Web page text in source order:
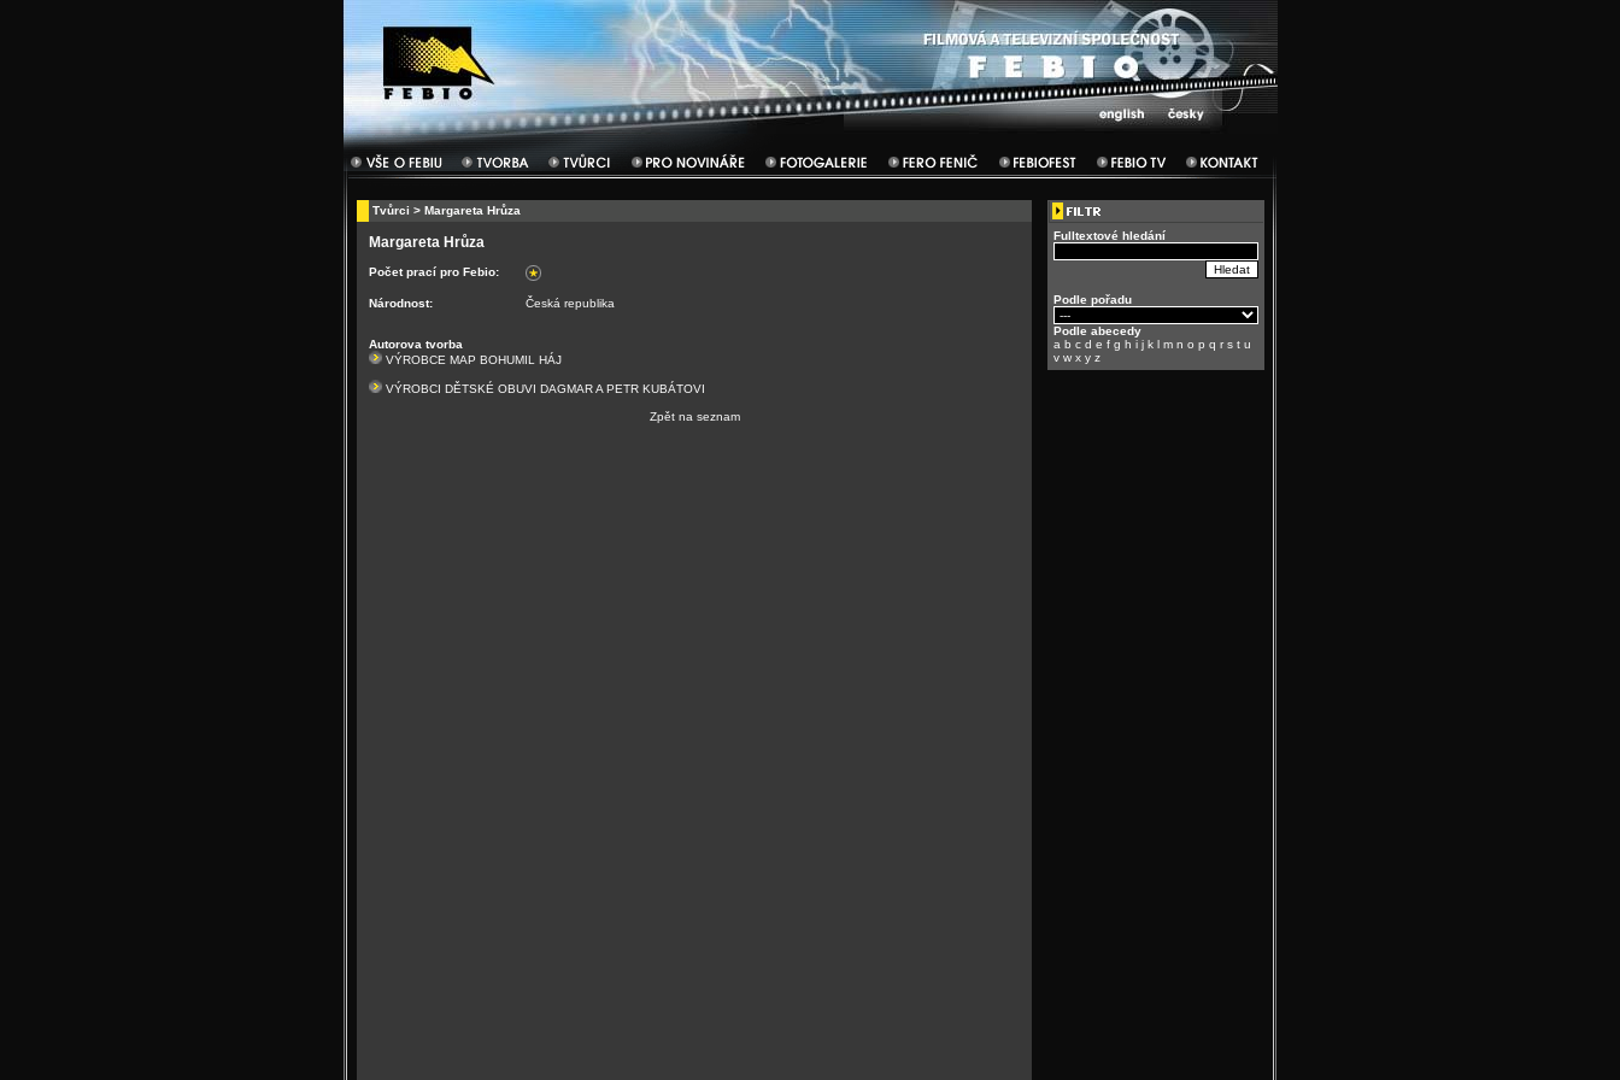
Fulltextové hledání
Podle pořadu
Podle abecedy
a b c d e f g h i j k l m n o p q r s t u
v w x y z
Tvůrci > Margareta Hrůza
Margareta Hrůza
Počet prací pro Febio:
Národnost: Česká republika
Autorova tvorba
VÝROBCE MAP BOHUMIL HÁJ
VÝROBCI DĚTSKÉ OBUVI DAGMAR A PETR KUBÁTOVI
Zpět na seznam